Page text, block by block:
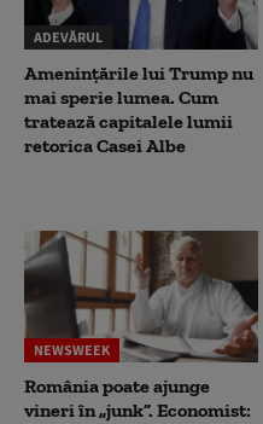
ADEVĂRUL
Amenințările lui Trump nu
mai sperie lumea. Cum
tratează capitalele lumii
retorica Casei Albe
NEWSWEEK
România poate ajunge
vineri în „junk”. Economist: